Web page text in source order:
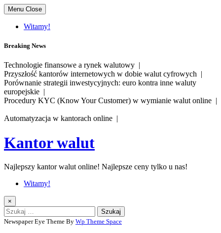
Skip
to
content
Menu Close
Witamy!
Breaking News
Technologie finansowe a rynek walutowy |
Przyszłość kantorów internetowych w dobie walut cyfrowych |
Porównanie strategii inwestycyjnych: euro kontra inne waluty
europejskie |
Procedury KYC (Know Your Customer) w wymianie walut online |
Automatyzacja w kantorach online |
Kantor walut
Najlepszy kantor walut online! Najlepsze ceny tylko u nas!
Witamy!
×
Szukaj:
Newspaper Eye Theme By Wp Theme Space